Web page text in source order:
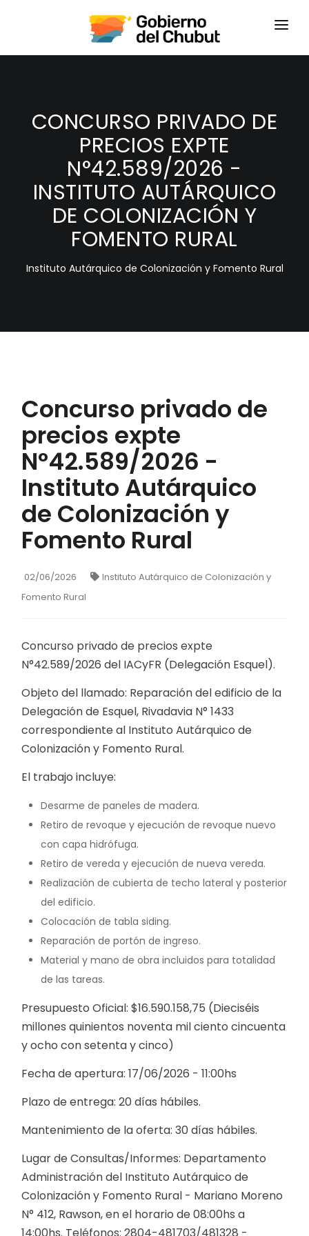
HOME
CONCURSO PRIVADO DE
PRECIOS EXPTE
N°42.589/2026 -
INSTITUTO AUTÁRQUICO
DE COLONIZACIÓN Y
FOMENTO RURAL
Instituto Autárquico de Colonización y Fomento Rural
Concurso privado de
precios expte
N°42.589/2026 -
Instituto Autárquico
de Colonización y
Fomento Rural
02/06/2026
Instituto Autárquico de Colonización y
Fomento Rural
Concurso privado de precios expte
N°42.589/2026 del IACyFR (Delegación Esquel).
Objeto del llamado: Reparación del edificio de la
Delegación de Esquel, Rivadavia N° 1433
correspondiente al Instituto Autárquico de
Colonización y Fomento Rural.
El trabajo incluye:
Desarme de paneles de madera.
Retiro de revoque y ejecución de revoque nuevo
con capa hidrófuga.
Retiro de vereda y ejecución de nueva vereda.
Realización de cubierta de techo lateral y posterior
del edificio.
Colocación de tabla siding.
Reparación de portón de ingreso.
Material y mano de obra incluidos para totalidad
de las tareas.
Presupuesto Oficial: $16.590.158,75 (Dieciséis
millones quinientos noventa mil ciento cincuenta
y ocho con setenta y cinco)
Fecha de apertura: 17/06/2026 - 11:00hs
Plazo de entrega: 20 días hábiles.
Mantenimiento de la oferta: 30 días hábiles.
Lugar de Consultas/Informes: Departamento
Administración del Instituto Autárquico de
Colonización y Fomento Rural - Mariano Moreno
N° 412, Rawson, en el horario de 08:00hs a